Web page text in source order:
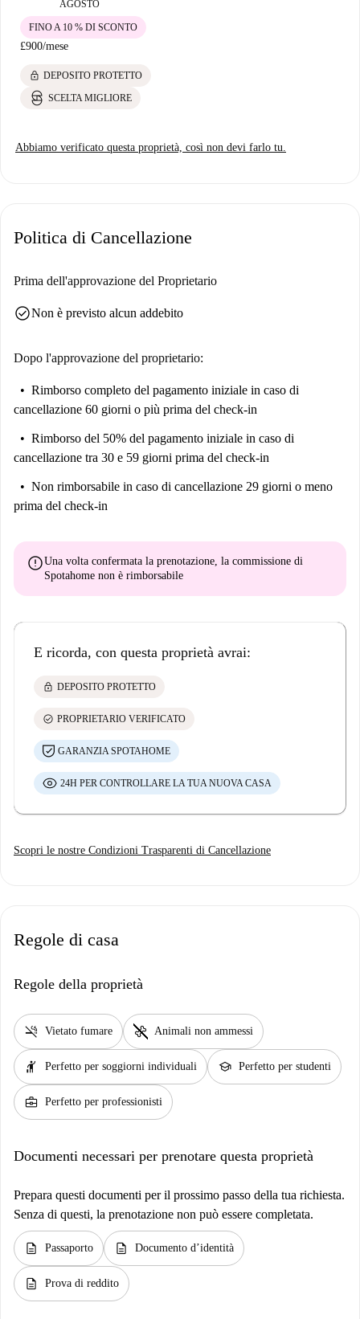
AGOSTO
£900/mese
FINO A 10 % DI SCONTO
lock DEPOSITO PROTETTO
SCELTA MIGLIORE
Abbiamo verificato questa proprietà, così non devi farlo tu.
Politica di Cancellazione
Prima dell'approvazione del Proprietario
check_circleNon è previsto alcun addebito
Dopo l'approvazione del proprietario:
Rimborso completo del pagamento iniziale in caso di
cancellazione 60 giorni o più prima del check-in
Rimborso del 50% del pagamento iniziale in caso di
cancellazione tra 30 e 59 giorni prima del check-in
Non rimborsabile in caso di cancellazione 29 giorni o meno
prima del check-in
errorUna volta confermata la prenotazione, la commissione di
Spotahome non è rimborsabile
E ricorda, con questa proprietà avrai:
lock DEPOSITO PROTETTO
check_circle PROPRIETARIO VERIFICATO
GARANZIA SPOTAHOME
24H PER CONTROLLARE LA TUA NUOVA CASA
Scopri le nostre Condizioni Trasparenti di Cancellazione
Regole di casa
Regole della proprietà
smoke_free Vietato fumare pet_supplies Animali non ammessi
hail Perfetto per soggiorni individuali school Perfetto per studenti
business_center Perfetto per professionisti
Documenti necessari per prenotare questa proprietà
Prepara questi documenti per il prossimo passo della tua richiesta.
Senza di questi, la prenotazione non può essere completata.
description Passaporto description Documento d’identità
description Prova di reddito